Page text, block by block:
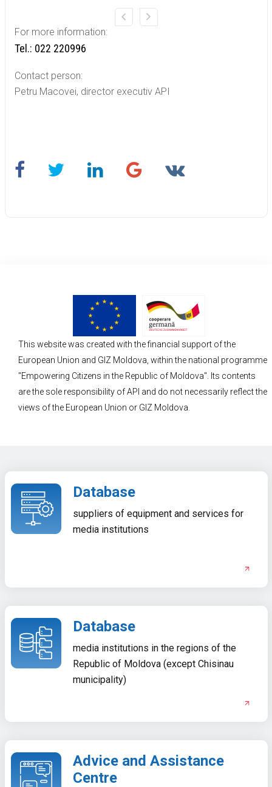
For more information:
Tel.: 022 220996
Contact person:
Petru Macovei, director executiv API
This website was created with the financial support of the
European Union and GIZ Moldova, within the national programme
"Empowering Citizens in the Republic of Moldova". Its contents
are the sole responsibility of API and do not necessarily reflect the
views of the European Union or GIZ Moldova.
Database
suppliers of equipment and services for
media institutions
Database
media institutions in the regions of the
Republic of Moldova (except Chisinau
municipality)
Advice and Assistance
Centre